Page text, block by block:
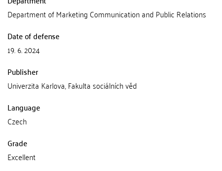
Department of Marketing Communication and Public Relations
Date of defense
19. 6. 2024
Publisher
Univerzita Karlova, Fakulta sociálních věd
Language
Czech
Grade
Excellent